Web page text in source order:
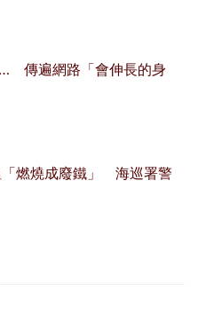
傳遍網路「會伸長的身
燃燒成廢鐵」 海巡署警